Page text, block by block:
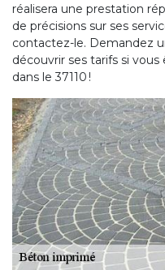
réalisera une prestation
de précisions sur ses
contactez-le. Demandez
découvrir ses tarifs si
dans le 37110 !